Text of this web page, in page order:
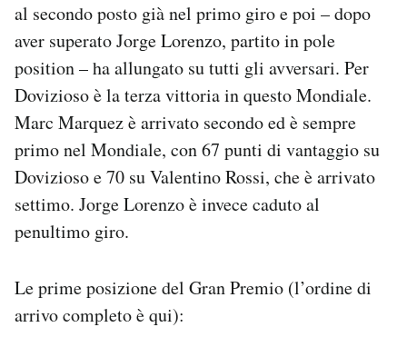
Newsletter
Notifiche mobile
Hai bisogno di aiuto?
Esci
al secondo posto già nel primo giro e poi – dopo
aver superato Jorge Lorenzo, partito in pole
position – ha allungato su tutti gli avversari. Per
Dovizioso è la terza vittoria in questo Mondiale.
Marc Marquez è arrivato secondo ed è sempre
primo nel Mondiale, con 67 punti di vantaggio su
Dovizioso e 70 su Valentino Rossi, che è arrivato
settimo. Jorge Lorenzo è invece caduto al
penultimo giro.
Le prime posizione del Gran Premio (l’ordine di
arrivo completo è qui):